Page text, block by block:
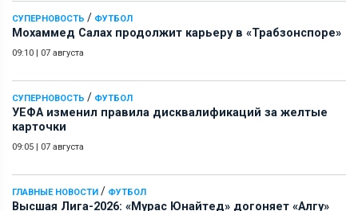
СУПЕРНОВОСТЬ / ФУТБОЛ
Мохаммед Салах продолжит карьеру в «Трабзонспоре»
09:10 | 07 августа
СУПЕРНОВОСТЬ / ФУТБОЛ
УЕФА изменил правила дисквалификаций за желтые
карточки
09:05 | 07 августа
ГЛАВНЫЕ НОВОСТИ / ФУТБОЛ
Высшая Лига-2026: «Мурас Юнайтед» догоняет «Алгу»